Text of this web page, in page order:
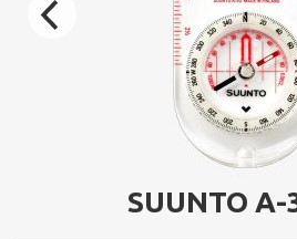
SUUNTO A-